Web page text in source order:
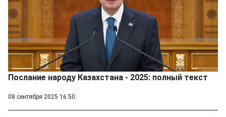
Послание народу Казахстана - 2025: полный текст
08 сентября 2025 16:50